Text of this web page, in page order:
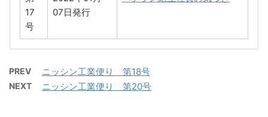
17
号
07日発行
号
発行
号
行
PREV ニッシン工業便り 第18号
NEXT ニッシン工業便り 第20号